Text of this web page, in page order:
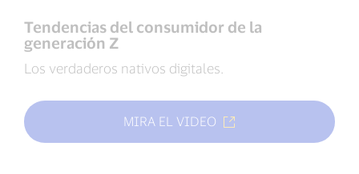
Tendencias del consumidor de la
generación Z
Los verdaderos nativos digitales.
MIRA EL VIDEO